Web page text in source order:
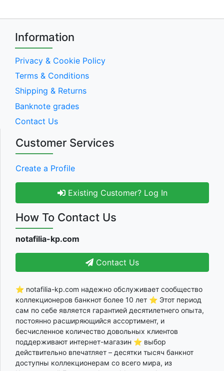
Information
Privacy & Cookie Policy
Terms & Conditions
Shipping & Returns
Banknote grades
Contact Us
Customer Services
Create a Profile
Existing Customer? Log In
How To Contact Us
notafilia-kp.com
Contact Us
⭐ notafilia-kp.com надежно обслуживает сообщество
коллекционеров банкнот более 10 лет ⭐ Этот период
сам по себе является гарантией десятилетнего опыта,
постоянно расширяющийся ассортимент, и
бесчисленное количество довольных клиентов
поддерживают интернет-магазин ⭐ выбор
действительно впечатляет – десятки тысяч банкнот
доступны коллекционерам со всего мира, из